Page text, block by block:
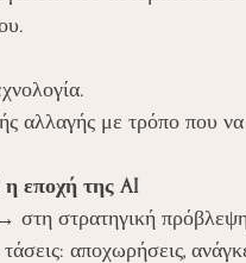
αλλαγής με τρόπο που
η εποχή της AI
στη στρατηγική πρόβλεψη
αποχωρήσεις,